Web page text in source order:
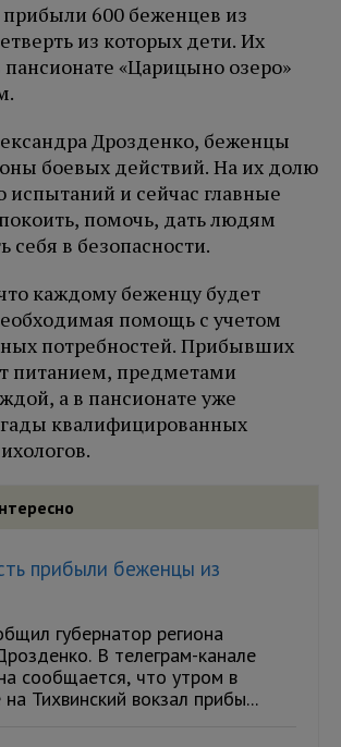
прибыли 600 беженцев из
из которых дети. Их
«Царицыно озеро»
Дрозденко, беженцы
боевых действий. На их долю
испытаний и сейчас главные
помочь, дать людям
себя в безопасности.
каждому беженцу будет
помощь с учетом
потребностей. Прибывших
питанием, предметами
а в пансионате уже
квалифицированных
прибыли беженцы из
губернатор региона
В телеграм-канале
сообщается, что утром в
на Тихвинский вокзал прибы...